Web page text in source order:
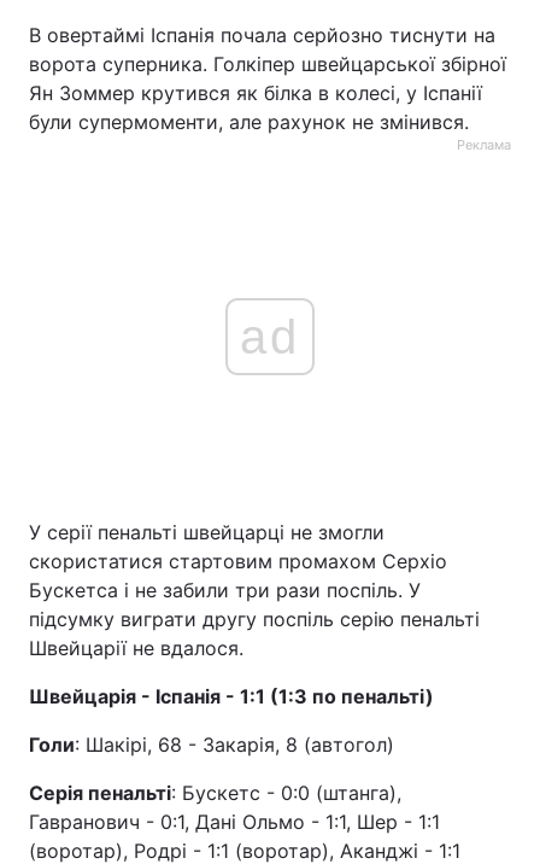
В овертаймі Іспанія почала серйозно тиснути на
ворота суперника. Голкіпер швейцарської збірної
Ян Зоммер крутився як білка в колесі, у Іспанії
були супермоменти, але рахунок не змінився.
Реклама
ad
У серії пенальті швейцарці не змогли
скористатися стартовим промахом Серхіо
Бускетса і не забили три рази поспіль. У
підсумку виграти другу поспіль серію пенальті
Швейцарії не вдалося.
Швейцарія - Іспанія - 1:1 (1:3 по пенальті)
Голи: Шакірі, 68 - Закарія, 8 (автогол)
Серія пенальті: Бускетс - 0:0 (штанга),
Гавранович - 0:1, Дані Ольмо - 1:1, Шер - 1:1
(воротар), Родрі - 1:1 (воротар), Аканджі - 1:1